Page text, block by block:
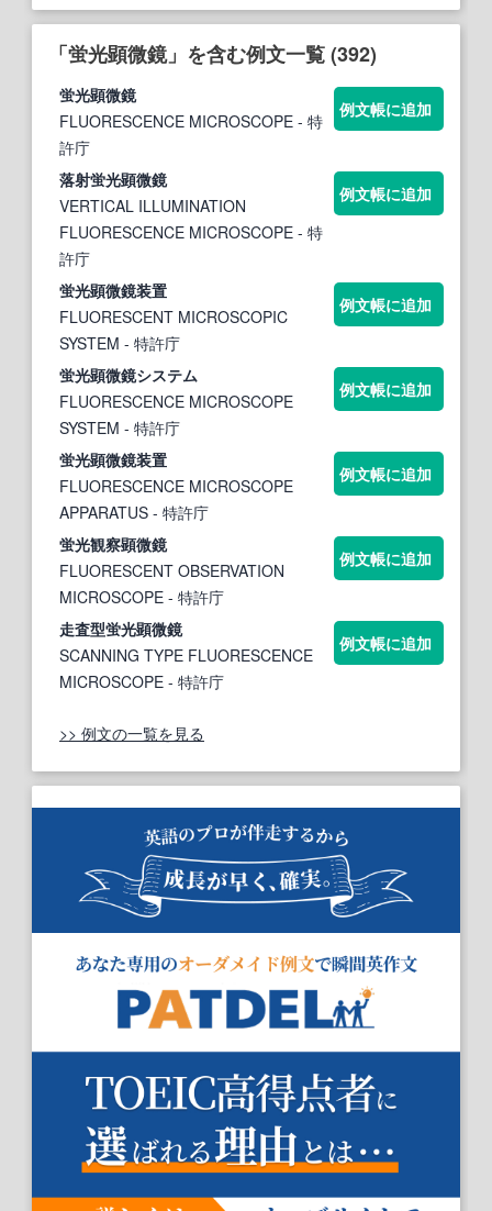
「蛍光顕微鏡」を含む例文一覧 (392)
蛍光顕微鏡
FLUORESCENCE MICROSCOPE - 特
許庁
例文帳に追加
落射蛍光顕微鏡
VERTICAL ILLUMINATION
FLUORESCENCE MICROSCOPE - 特
許庁
例文帳に追加
蛍光顕微鏡装置
FLUORESCENT MICROSCOPIC
SYSTEM - 特許庁
例文帳に追加
蛍光顕微鏡システム
FLUORESCENCE MICROSCOPE
SYSTEM - 特許庁
例文帳に追加
蛍光顕微鏡装置
FLUORESCENCE MICROSCOPE
APPARATUS - 特許庁
例文帳に追加
蛍光観察顕微鏡
FLUORESCENT OBSERVATION
MICROSCOPE - 特許庁
例文帳に追加
走査型蛍光顕微鏡
SCANNING TYPE FLUORESCENCE
MICROSCOPE - 特許庁
例文帳に追加
>> 例文の一覧を見る